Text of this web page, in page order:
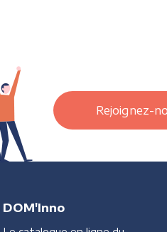
Rejoignez-
DOM'Inno